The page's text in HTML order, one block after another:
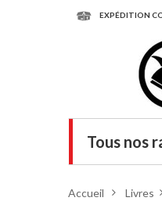
EXPÉDITION
Tous nos
Accueil > Livres